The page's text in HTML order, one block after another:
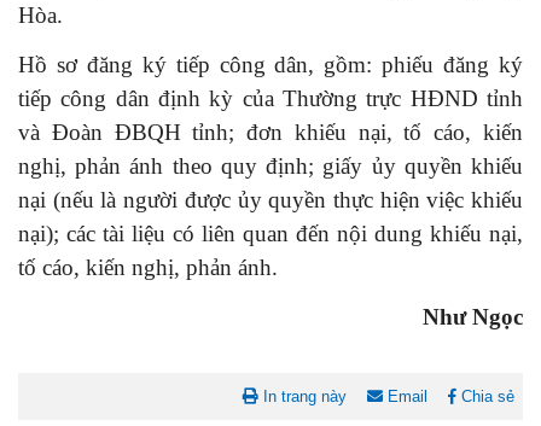
Hòa.
Hồ sơ đăng ký tiếp công dân, gồm: phiếu đăng ký
tiếp công dân định kỳ của Thường trực HĐND tỉnh
và Đoàn ĐBQH tỉnh; đơn khiếu nại, tố cáo, kiến
nghị, phản ánh theo quy định; giấy ủy quyền khiếu
nại (nếu là người được ủy quyền thực hiện việc khiếu
nại); các tài liệu có liên quan đến nội dung khiếu nại,
tố cáo, kiến nghị, phản ánh.
Như Ngọc
In trang này Email Chia sẻ